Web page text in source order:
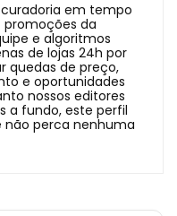
em tempo
promoções da
e algoritmos
de lojas 24h por
quedas de preço,
e oportunidades
nossos editores
a fundo, este perfil
perca nenhuma